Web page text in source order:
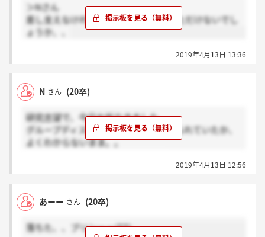
＞Nさん
差し支えなければ、面接日を教えていただけないでし
ょうか、、
2019年4月13日 13:36
N さん (20卒)
研究志望で、今日お祈りきました。
グループディスカッション、どこを見られていたか、
よくわからないまま。。
2019年4月13日 12:56
あーー さん (20卒)
落ちた、、プリンーー(TT)